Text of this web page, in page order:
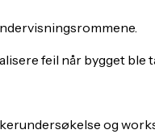
feil når bygget ble
og